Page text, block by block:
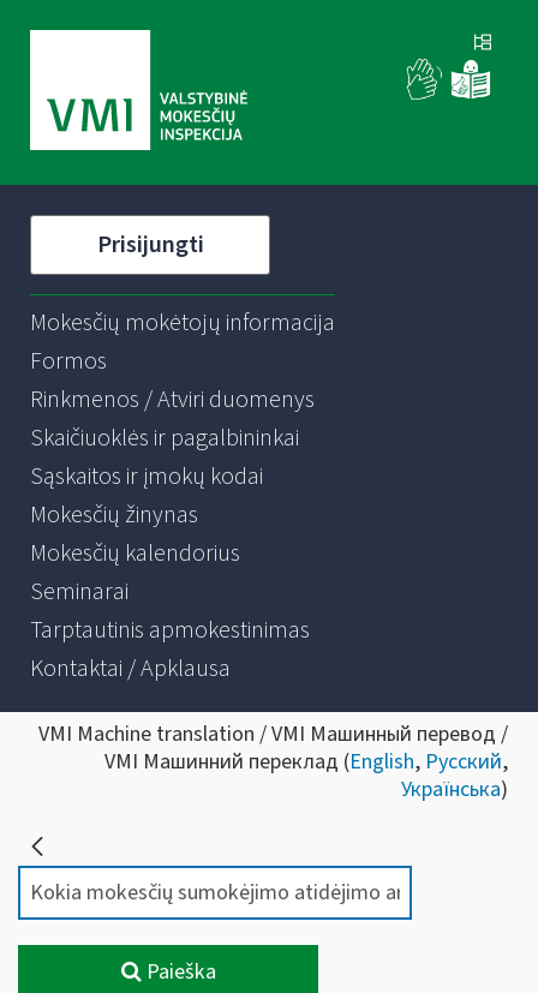
Prisijungti
Mokesčių mokėtojų informacija
Formos
Rinkmenos / Atviri duomenys
Skaičiuoklės ir pagalbininkai
Sąskaitos ir įmokų kodai
Mokesčių žinynas
Mokesčių kalendorius
Seminarai
Tarptautinis apmokestinimas
Kontaktai / Apklausa
VMI Machine translation / VMI Машинный перевод /
VMI Машинний переклад (English, Русский,
Українська)
Paieška